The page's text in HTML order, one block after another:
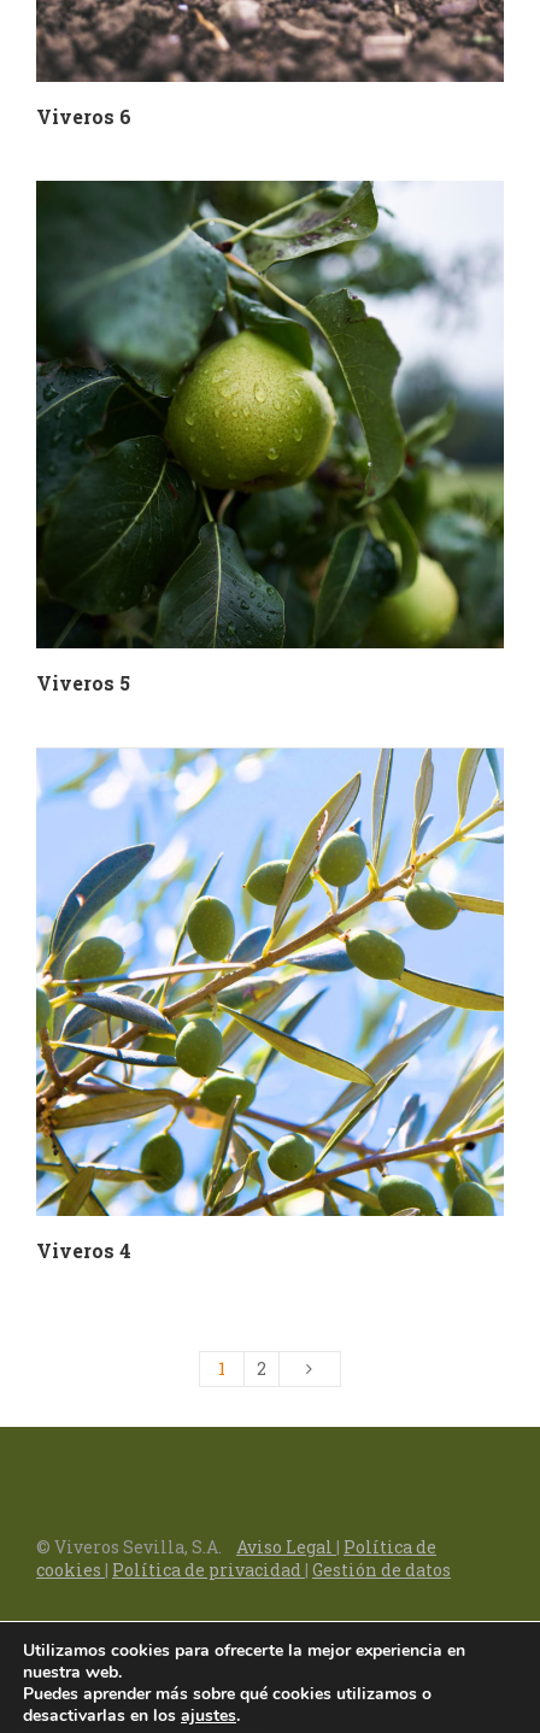
Viveros 6
Viveros 5
Viveros 4
1 2
© Viveros Sevilla, S.A. Aviso Legal | Política de
cookies | Política de privacidad| Gestión de datos
Utilizamos cookies para ofrecerte la mejor experiencia en
nuestra web.
Puedes aprender más sobre qué cookies utilizamos o
desactivarlas en los ajustes.